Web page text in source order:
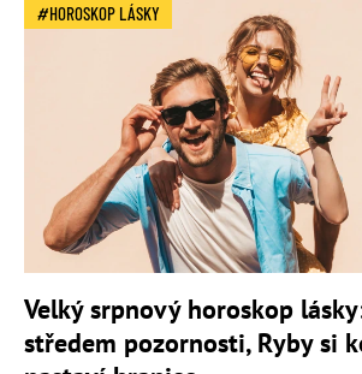
HOROSKOP LÁSKY
Velký srpnový horoskop
středem pozornosti, Ryby si